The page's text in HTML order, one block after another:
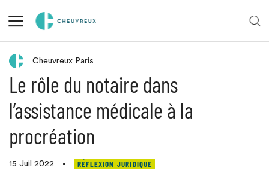
Retour aux actualités
Cheuvreux Paris
Le rôle du notaire dans
l’assistance médicale à la
procréation
15 Juil 2022 • RÉFLEXION JURIDIQUE